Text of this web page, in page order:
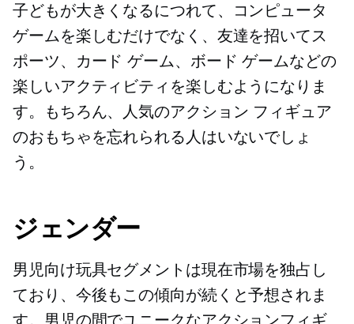
子どもが大きくなるにつれて、コンピュータ
ゲームを楽しむだけでなく、友達を招いてス
ポーツ、カード ゲーム、ボード ゲームなどの
楽しいアクティビティを楽しむようになりま
す。もちろん、人気のアクション フィギュア
のおもちゃを忘れられる人はいないでしょ
う。
ジェンダー
男児向け玩具セグメントは現在市場を独占し
ており、今後もこの傾向が続くと予想されま
す。男児の間でユニークなアクションフィギ